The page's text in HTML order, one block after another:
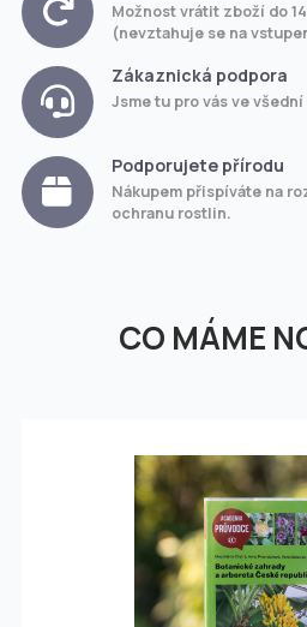
Možnost vrátit zboží do
(nevztahuje se na
Zákaznická podpora
Jsme tu pro vás ve všední
Podporujete přírodu
Nákupem přispíváte na
ochranu rostlin.
CO MÁME